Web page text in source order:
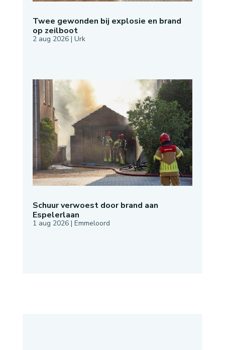
Twee gewonden bij explosie en brand
op zeilboot
2 aug 2026| Urk
Schuur verwoest door brand aan
Espelerlaan
1 aug 2026| Emmeloord